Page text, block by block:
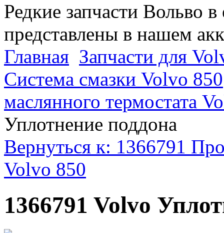
Редкие запчасти Вольво
представлены в нашем
Главная Запчасти для
Система смазки Volvo 850
маслянного термостата
Уплотнение поддона
Вернуться к: 1366791
Volvo 850
1366791 Volvo